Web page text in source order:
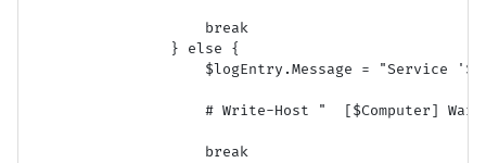
                    break
                } else {
$logEntry.Message = "Service
# Write-Host "  [$Computer]
                    break